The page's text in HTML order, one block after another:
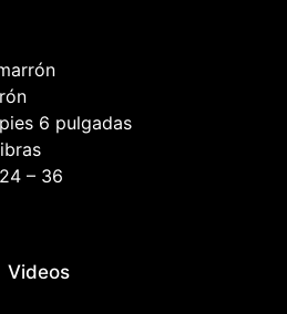
6 pulgadas
24 – 36
Videos